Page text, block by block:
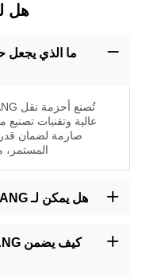
هل
عالية وتقنيات تصنيع
صارمة لضمان
المستمر،
هل يمكن لـ YONGHANG توفير حزم ODM مخصصة؟
الخاصة. سيتعاون فريق